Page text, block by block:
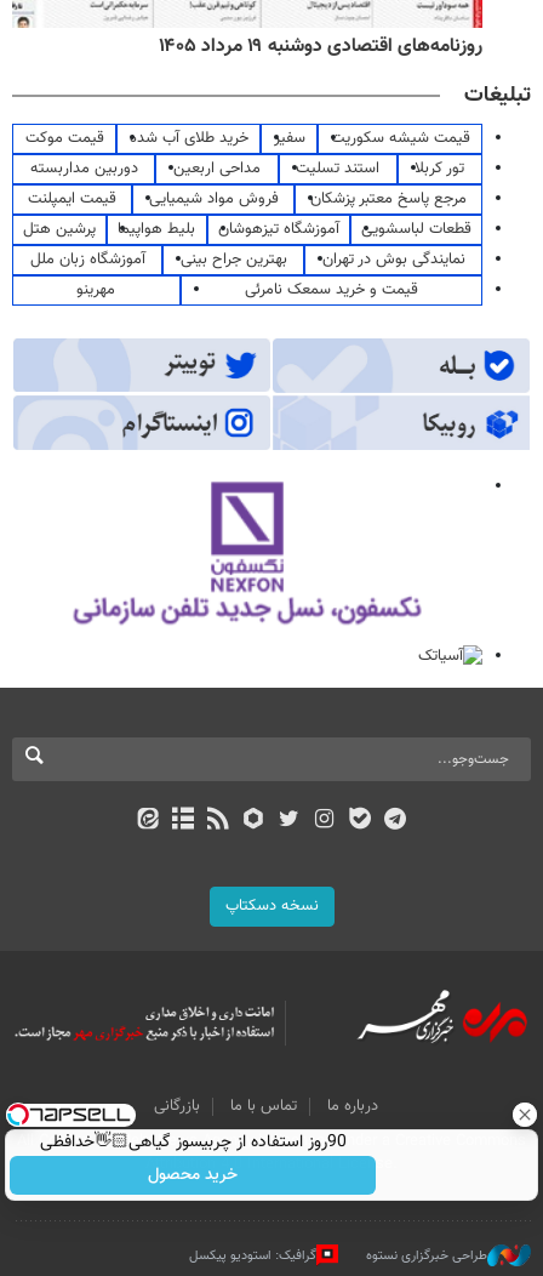
روزنامه‌های اقتصادی دوشنبه ۱۹ مرداد ۱۴۰۵
تبلیغات
قیمت شیشه سکوریت سفیر خرید طلای آب شده
قیمت موکت
تور کربلا
استند تسلیت مداحی اربعین
دوربین مداربسته
مرجع پاسخ معتبر پزشکان
فروش مواد شیمیایی
قیمت ایمپلنت
قطعات لباسشویی
آموزشگاه تیزهوشان بلیط هواپیما
پرشین هتل
نمایندگی بوش در تهران
بهترین جراح بینی
آموزشگاه زبان ملل
قیمت و خرید سمعک نامرئی
مهرینو
نسخه دسکتاپ
درباره ما تماس با ما
بازرگانی
All Content by Mehr News Agency is licensed under a Creative Commons
Attribution 4.0 International License.
طراحی خبرگزاری نستوه گرافیک: استودیو پیکسل
90روز استفاده از چربیسوز گیاهی👋🏻خدافظی
همیشگی با چاقی!خرید با تخفیف
خرید محصول